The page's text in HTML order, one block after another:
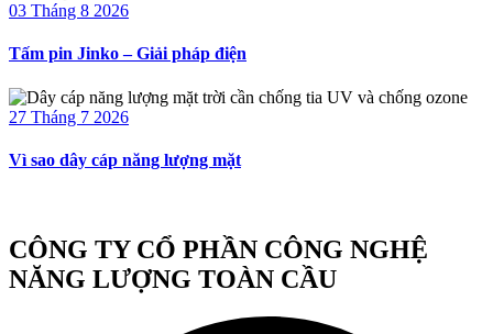
03 Tháng 8 2026
Tấm pin Jinko – Giải pháp điện
27 Tháng 7 2026
Vì sao dây cáp năng lượng mặt
CÔNG TY CỔ PHẦN CÔNG NGHỆ
NĂNG LƯỢNG TOÀN CẦU